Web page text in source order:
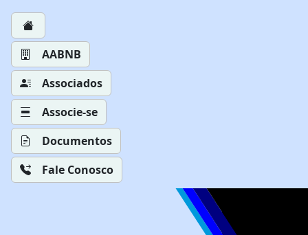
AABNB
Associados
Associe-se
Documentos
Fale Conosco